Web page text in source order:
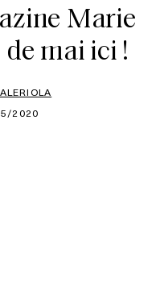
Marie
mai ici !
2020